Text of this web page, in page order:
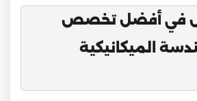
في أفضل تخصص
الميكانيكية